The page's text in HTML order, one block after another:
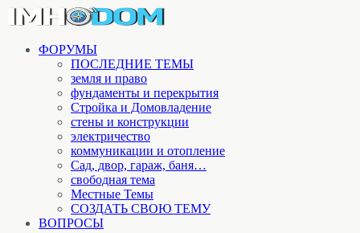
ФОРУМЫ
ПОСЛЕДНИЕ ТЕМЫ
земля и право
фундаменты и перекрытия
Стройка и Домовладение
стены и конструкции
электричество
коммуникации и отопление
Cад, двор, гараж, баня…
свободная тема
Местные Темы
СОЗДАТЬ СВОЮ ТЕМУ
ВОПРОСЫ